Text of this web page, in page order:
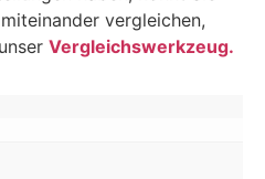
vergleichen,
Vergleichswerkzeug.